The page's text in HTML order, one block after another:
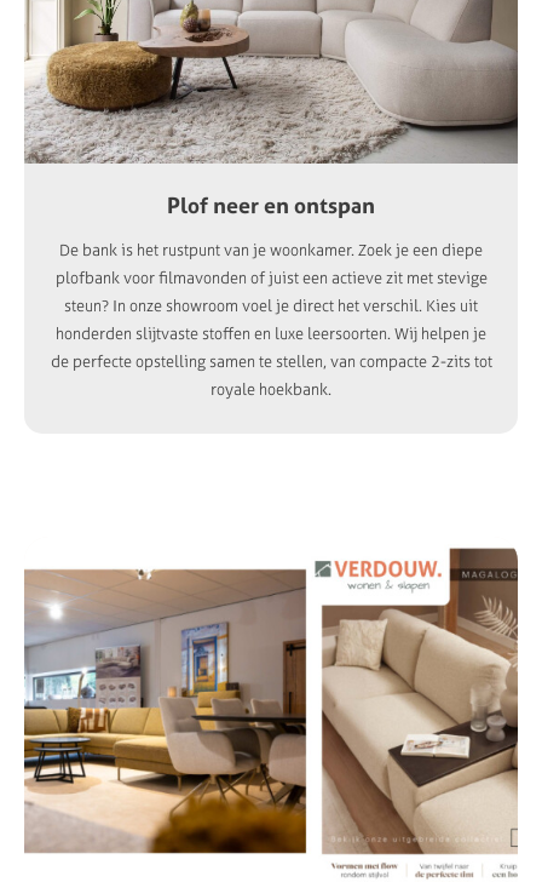
Plof neer en ontspan
De bank is het rustpunt van je woonkamer. Zoek je een diepe
plofbank voor filmavonden of juist een actieve zit met stevige
steun? In onze showroom voel je direct het verschil. Kies uit
honderden slijtvaste stoffen en luxe leersoorten. Wij helpen je
de perfecte opstelling samen te stellen, van compacte 2-zits tot
royale hoekbank.